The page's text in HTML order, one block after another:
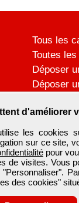
d'améliorer
les cookies
sur ce site,
pour
de visites. Vous
des cookies"
Tous les
Toutes
Déposer
Déposer